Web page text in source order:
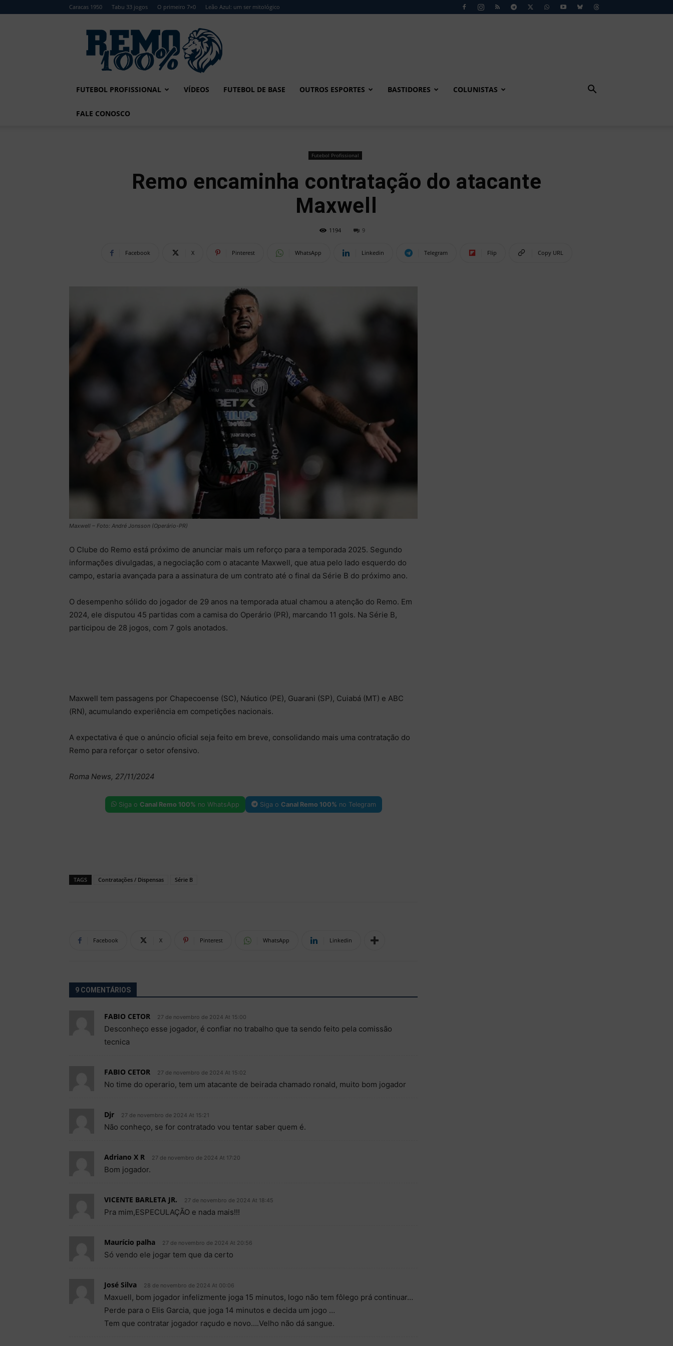
Caracas 1950 Tabu 33 jogos O primeiro 7×0 Leão Azul: um ser mitológico
Remo
FUTEBOL PROFISSIONAL VÍDEOS FUTEBOL DE BASE OUTROS ESPORTES BASTIDORES COLUNISTAS
FALE CONOSCO
Futebol Profissional
Remo encaminha contratação do atacante
Maxwell
1194 9
Facebook X Pinterest WhatsApp Linkedin Telegram Flip Copy URL
Maxwell – Foto: André Jonsson (Operário-PR)
O Clube do Remo está próximo de anunciar mais um reforço para a temporada 2025. Segundo
informações divulgadas, a negociação com o atacante Maxwell, que atua pelo lado esquerdo do
campo, estaria avançada para a assinatura de um contrato até o final da Série B do próximo ano.
O desempenho sólido do jogador de 29 anos na temporada atual chamou a atenção do Remo. Em
2024, ele disputou 45 partidas com a camisa do Operário (PR), marcando 11 gols. Na Série B,
participou de 28 jogos, com 7 gols anotados.
Maxwell tem passagens por Chapecoense (SC), Náutico (PE), Guarani (SP), Cuiabá (MT) e ABC
(RN), acumulando experiência em competições nacionais.
A expectativa é que o anúncio oficial seja feito em breve, consolidando mais uma contratação do
Remo para reforçar o setor ofensivo.
Roma News, 27/11/2024
Siga o Canal Remo 100% no WhatsApp Siga o Canal Remo 100% no Telegram
TAGS Contratações / Dispensas Série B
Facebook X Pinterest WhatsApp Linkedin
9 COMENTÁRIOS
FABIO CETOR 27 de novembro de 2024 At 15:00
Desconheço esse jogador, é confiar no trabalho que ta sendo feito pela comissão
tecnica
FABIO CETOR 27 de novembro de 2024 At 15:02
No time do operario, tem um atacante de beirada chamado ronald, muito bom jogador
Djr 27 de novembro de 2024 At 15:21
Não conheço, se for contratado vou tentar saber quem é.
Adriano X R 27 de novembro de 2024 At 17:20
Bom jogador.
VICENTE BARLETA JR. 27 de novembro de 2024 At 18:45
Pra mim,ESPECULAÇÃO e nada mais!!!
Maurício palha 27 de novembro de 2024 At 20:56
Só vendo ele jogar tem que da certo
José Silva 28 de novembro de 2024 At 00:06
Maxuell, bom jogador infelizmente joga 15 minutos, logo não tem fôlego prá continuar…
Perde para o Elis Garcia, que joga 14 minutos e decida um jogo …
Tem que contratar jogador raçudo e novo….Velho não dá sangue.